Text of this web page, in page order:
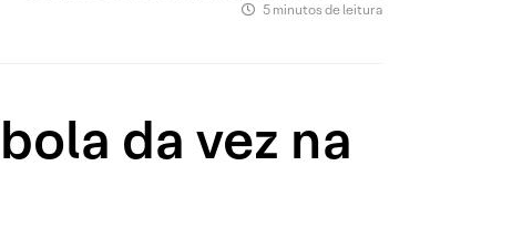
5 minutos de leitura
da vez na